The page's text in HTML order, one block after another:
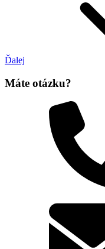
Ďalej
Máte otázku?